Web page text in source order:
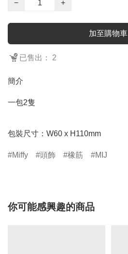
−
+
加至購物車
已售出： 2
簡介
一包2隻
包裝尺寸：W60 x H110mm
Miffy 頭飾 橡筋 MIJ
你可能感興趣的商品